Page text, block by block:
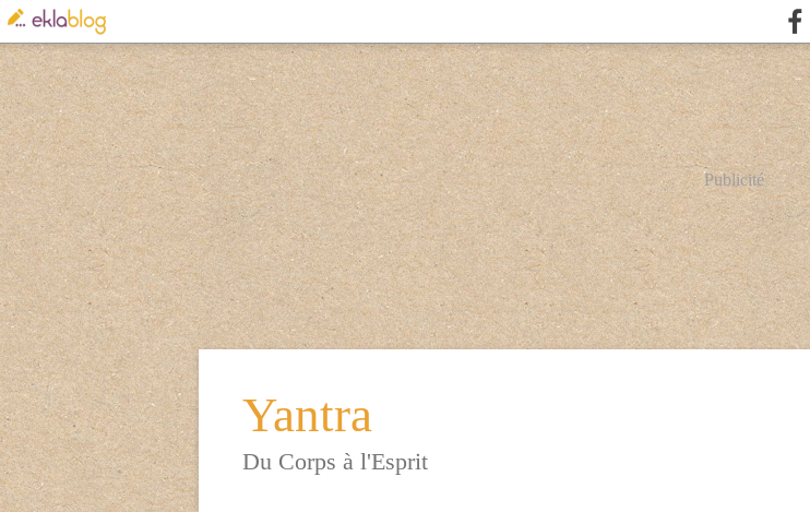
Publicité
Yantra
Du Corps à l'Esprit